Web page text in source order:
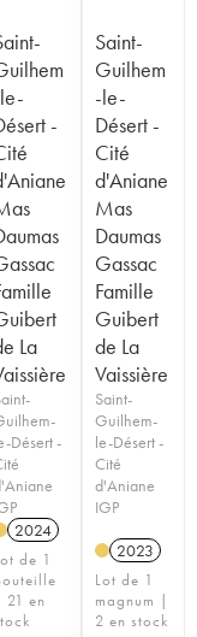
-
La
Désert -
2024
de 1
21 en
Saint-
Guilhem
-le-
Désert -
Cité
d'Aniane
Mas
Daumas
Gassac
Famille
Guibert
de La
Vaissière
Saint-
Guilhem-
le-Désert -
Cité
d'Aniane
IGP
2023
Lot de 1
magnum |
2 en stock